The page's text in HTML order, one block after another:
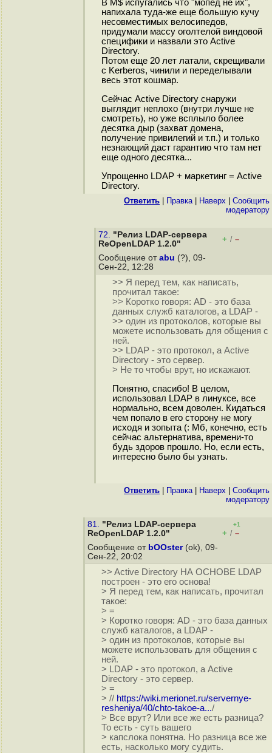
В M$ испугались что "мопед не их",
напихала туда-же еще большую кучу
несовместимых велосипедов,
придумали массу оголтелой виндовой
специфики и назвали это Active
Directory.
Потом еще 20 лет латали, скрещивали
с Kerberos, чинили и переделывали
весь этот кошмар.
Сейчас Active Directory снаружи
выглядит неплохо (внутри лучше не
смотреть), но уже всплыло более
десятка дыр (захват домена,
получение привилегий и т.п.) и только
незнающий даст гарантию что там нет
еще одного десятка...
Упрощенно LDAP + маркетинг = Active
Directory.
Ответить Правка| Наверх
Cообщить
модератору
72. "Релиз LDAP-сервера
ReOpenLDAP 1.2.0"
+ / –
Сообщение от abu (?), 09-
Сен-22, 12:28
>> Я перед тем, как написать,
прочитал такое:
>> Коротко говоря: AD - это база
данных служб каталогов, а LDAP -
>> один из протоколов, которые вы
можете использовать для общения с
ней.
>> LDAP - это протокол, а Active
Directory - это сервер.
> Не то чтобы врут, но искажают.
Понятно, спасибо! В целом,
использовал LDAP в линуксе, все
нормально, всем доволен. Кидаться
чем попало в его сторону не могу
исходя и зопыта (: Мб, конечно, есть
сейчас альтернатива, времени-то
будь здоров прошло. Но, если есть,
интересно было бы узнать.
Ответить Правка| Наверх
Cообщить
модератору
81. "Релиз LDAP-сервера
ReOpenLDAP 1.2.0"
+1
+ / –
Сообщение от bOOster(ok), 09-
Сен-22, 20:02
>> Active Directory НА ОСНОВЕ LDAP
построен - это его основа!
> Я перед тем, как написать, прочитал
такое:
> =
> Коротко говоря: AD - это база данных
служб каталогов, а LDAP -
> один из протоколов, которые вы
можете использовать для общения с
ней.
> LDAP - это протокол, а Active
Directory - это сервер.
> =
> // https://wiki.merionet.ru/servernye-
resheniya/40/chto-takoe-a.../
> Все врут? Или все же есть разница?
То есть - суть вашего
> капслока понятна. Но разница все же
есть, насколько могу судить.